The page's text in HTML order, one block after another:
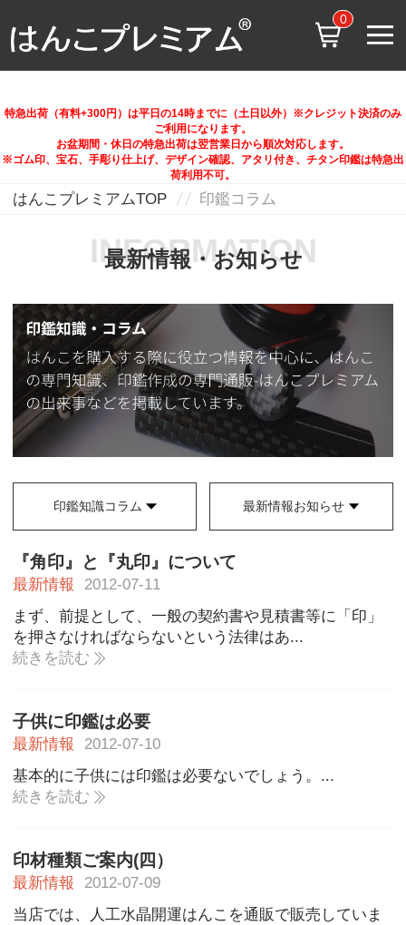
0
特急出荷（有料+300円）は平日の14時までに（土日以外）※クレジット決済のみ
ご利用になります。
お盆期間・休日の特急出荷は翌営業日から順次対応します。
※ゴム印、宝石、手彫り仕上げ、デザイン確認、アタリ付き、チタン印鑑は特急出
荷利用不可。
はんこプレミアムTOP 印鑑コラム
INFORMATION
最新情報・お知らせ
印鑑知識コラム 最新情報お知らせ
『角印』と『丸印』について
最新情報
2012-07-11
まず、前提として、一般の契約書や見積書等に「印」
を押さなければならないという法律はあ...
続きを読む
子供に印鑑は必要
最新情報
2012-07-10
基本的に子供には印鑑は必要ないでしょう。...
続きを読む
印材種類ご案内(四）
最新情報
2012-07-09
当店では、人工水晶開運はんこを通販で販売していま